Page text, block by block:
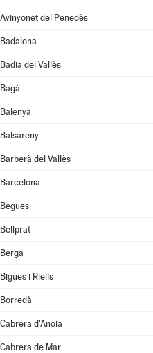
Avinyonet del Penedès
Badalona
Badia del Vallès
Bagà
Balenyà
Balsareny
Barberà del Vallès
Barcelona
Begues
Bellprat
Berga
Bigues i Riells
Borredà
Cabrera d'Anoia
Cabrera de Mar